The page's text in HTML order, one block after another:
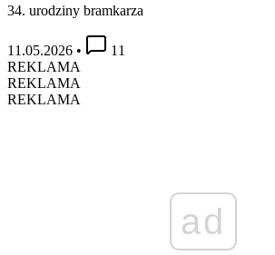
34. urodziny bramkarza
11.05.2026 •
11
REKLAMA
REKLAMA
REKLAMA
ad